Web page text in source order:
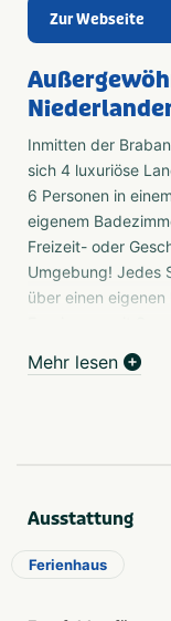
Zur Webseite
Inmitten der
sich 4 luxuriöse
6 Personen in
eigenem
Freizeit- oder
Umgebung! Jedes
über einen
komfortablen
Pan ist ein
geschäftliche
Urlaub.
Mehr lesen
Ausstattung
Ferienhaus